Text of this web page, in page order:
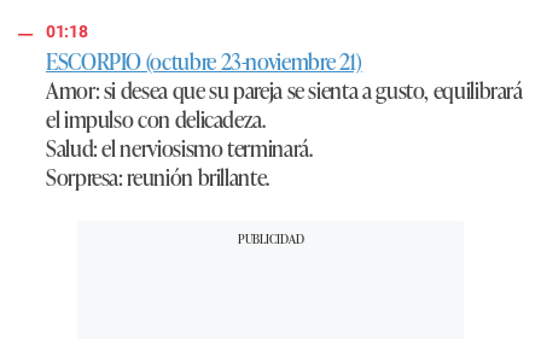
01:18
ESCORPIO (octubre 23-noviembre 21)
Amor: si desea que su pareja se sienta a gusto, equilibrará
el impulso con delicadeza.
Salud: el nerviosismo terminará.
Sorpresa: reunión brillante.